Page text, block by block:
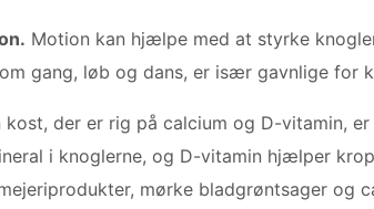
Motion kan hjælpe med at styrke
gang, løb og dans, er især gavnlige for
kost, der er rig på calcium og D-vitamin,
i knoglerne, og D-vitamin hjælper
mørke bladgrøntsager og